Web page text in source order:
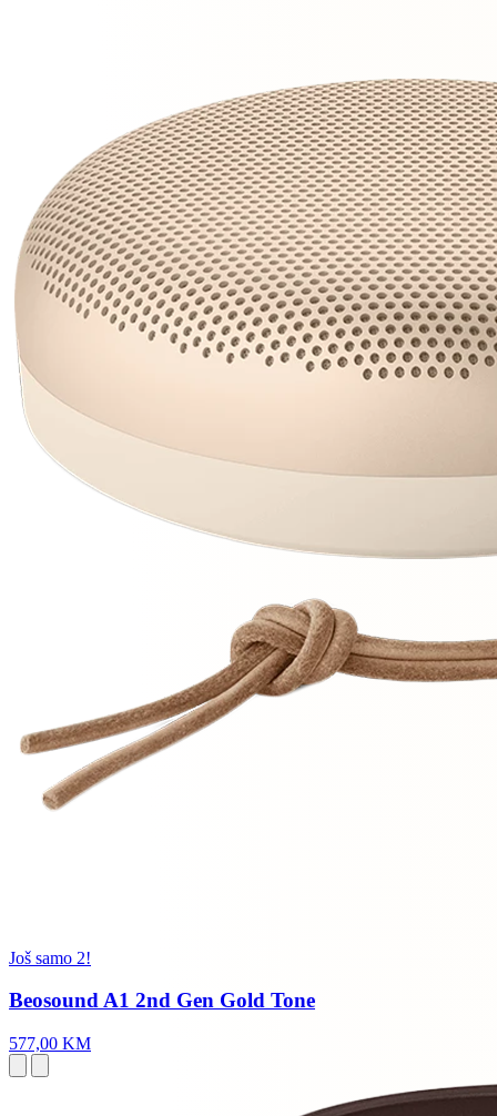
Još samo 2!
Beosound A1 2nd Gen Gold Tone
577,00 KM